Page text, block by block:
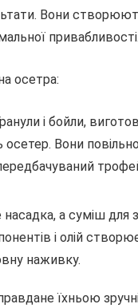
Вони
осетра:
і бойли,
осетер. Вони
а суміш для
і олій
наживку.
їхньою